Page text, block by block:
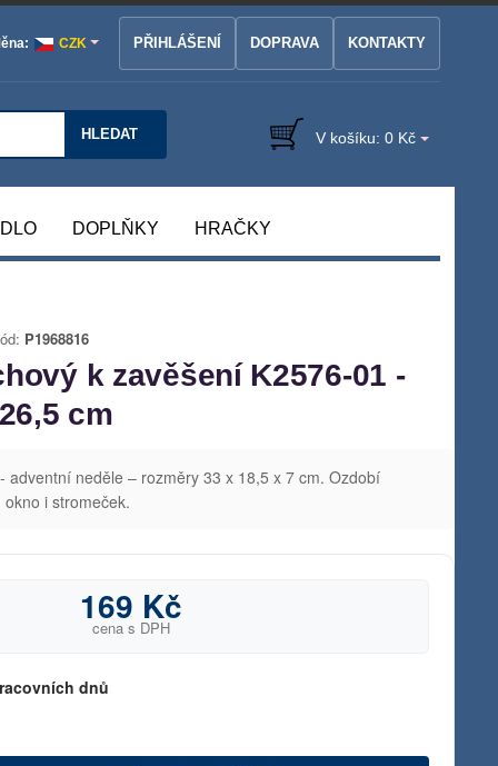
CZK PŘIHLÁŠENÍ DOPRAVA KONTAKTY
HLEDAT V košíku: 0 Kč
DOPLŇKY HRAČKY
P1968816
k zavěšení K2576-01 -
cm
adventní neděle – rozměry 33 x 18,5 x 7 cm. Ozdobí
i stromeček.
169 Kč
cena s DPH
dnů